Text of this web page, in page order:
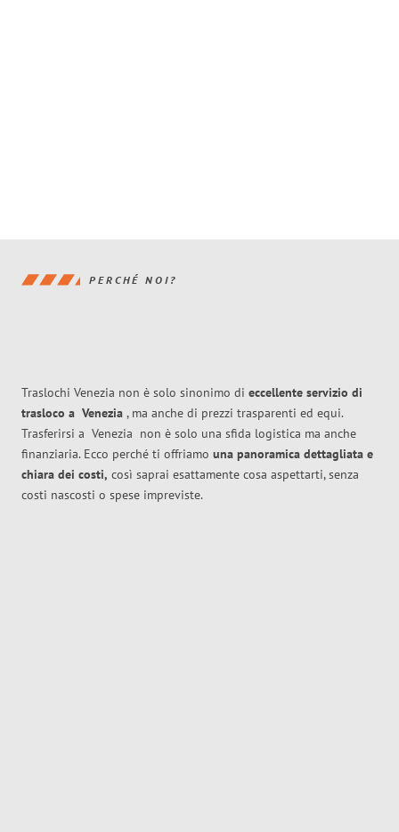
PERCHÉ NOI?
Traslochi Venezia non è solo sinonimo di eccellente servizio di
trasloco a Venezia , ma anche di prezzi trasparenti ed equi.
Trasferirsi a Venezia non è solo una sfida logistica ma anche
finanziaria. Ecco perché ti offriamo una panoramica dettagliata e
chiara dei costi, così saprai esattamente cosa aspettarti, senza
costi nascosti o spese impreviste.